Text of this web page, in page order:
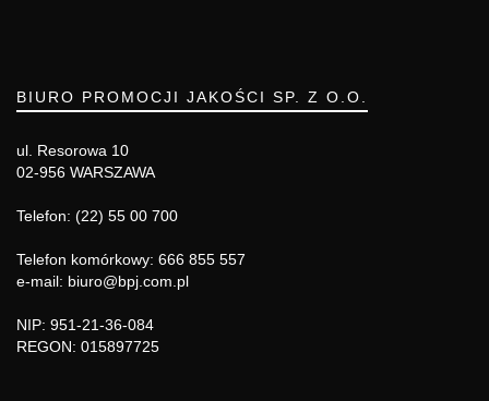
BIURO PROMOCJI JAKOŚCI SP. Z O.O.
ul. Resorowa 10
02-956 WARSZAWA
Telefon: (22) 55 00 700
Telefon komórkowy: 666 855 557
e-mail: biuro@bpj.com.pl
NIP: 951-21-36-084
REGON: 015897725